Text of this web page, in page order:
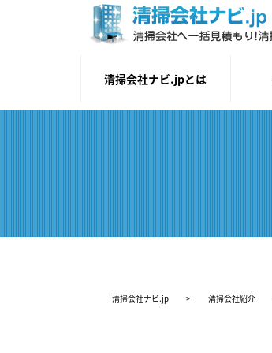
清掃会社ナビ.jpとは
清掃会社ナビ.jp > 清掃会社紹介